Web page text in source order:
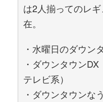
は2人揃ってのレ
在。
・水曜日のダウン
・ダウンタウン
テレビ系）
・ダウンタウンな